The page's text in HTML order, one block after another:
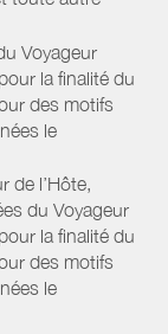
Voyageur
la finalité du
des motifs
le
de l’Hôte,
du Voyageur
la finalité du
des motifs
le